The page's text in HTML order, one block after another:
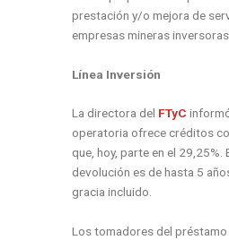
prestación y/o mejora de
empresas mineras
Línea Inversión
La directora del FTyC
operatoria ofrece créditos
que, hoy, parte en el 29,25%.
devolución es de hasta 5
gracia incluido.
Los tomadores del